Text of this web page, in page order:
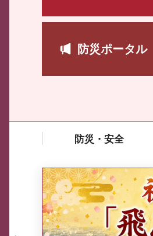
防災ポータル
防災・安全
中東情勢や原油価格上昇の影響
を受ける中小企業向け相談窓口